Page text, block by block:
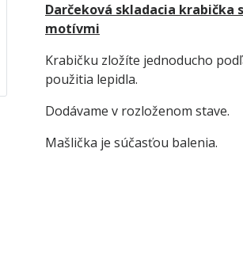
Darčeková skladacia krabička
motívmi
Krabičku zložíte jednoducho
použitia lepidla.
Dodávame v rozloženom stave.
Mašlička je súčasťou balenia.